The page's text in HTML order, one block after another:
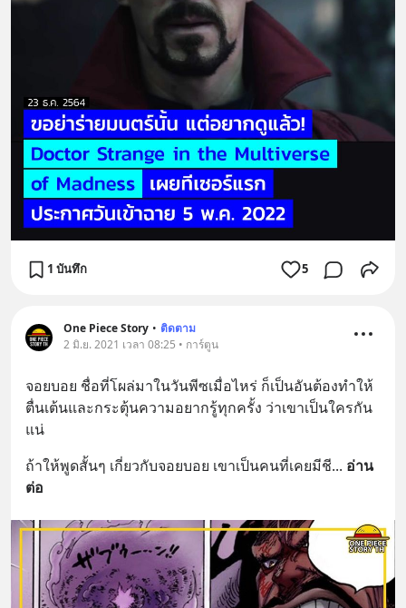
1 บันทึก 5
One Piece Story • ติดตาม
2 มิ.ย. 2021 เวลา 08:25 • การ์ตูน
จอยบอย ชื่อที่โผล่มาในวันพีซเมื่อไหร่ ก็เป็นอันต้องทำให้
ตื่นเต้นและกระตุ้นความอยากรู้ทุกครั้ง ว่าเขาเป็นใครกัน
แน่
ถ้าให้พูดสั้นๆ เกี่ยวกับจอยบอย เขาเป็นคนที่เคยมีชี... อ่าน
ต่อ